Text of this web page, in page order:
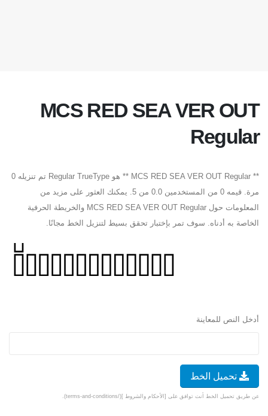
MCS RED SEA VER OUT
Regular
** MCS RED SEA VER OUT Regular ** هو Regular TrueType تم تنزيله 0
مرة. قيمه 0 من المستخدمين 0.0 من 5. يمكنك العثور على مزيد من
المعلومات حول MCS RED SEA VER OUT Regular والخريطة الحرفية
الخاصة به أدناه. سوف تمر بإختبار تحقق بسيط لتنزيل الخط مجانًا.
أدخل النص للمعاينة
تحميل الخط
عن طريق تحميل الخط أنت توافق على [الأحكام والشروط ](/terms-and-conditions).